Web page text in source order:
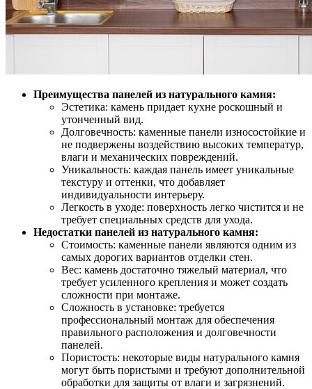
Преимущества панелей из натурального камня:
Эстетика: камень придает кухне роскошный и
утонченный вид.
Долговечность: каменные панели износостойкие и
не подвержены воздействию высоких температур,
влаги и механических повреждений.
Уникальность: каждая панель имеет уникальные
текстуру и оттенки, что добавляет
индивидуальности интерьеру.
Легкость в уходе: поверхность легко чистится и не
требует специальных средств для ухода.
Недостатки панелей из натурального камня:
Стоимость: каменные панели являются одним из
самых дорогих вариантов отделки стен.
Вес: камень достаточно тяжелый материал, что
требует усиленного крепления и может создать
сложности при монтаже.
Сложность в установке: требуется
профессиональный монтаж для обеспечения
правильного расположения и долговечности
панелей.
Пористость: некоторые виды натурального камня
могут быть пористыми и требуют дополнительной
обработки для защиты от влаги и загрязнений.